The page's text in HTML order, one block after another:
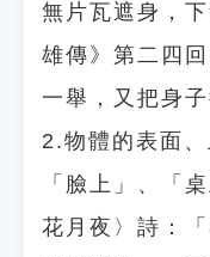
無片瓦遮身，
雄傳》第二四
一舉，又把身
2.物體的表面、
「臉上」、「
花月夜〉詩：